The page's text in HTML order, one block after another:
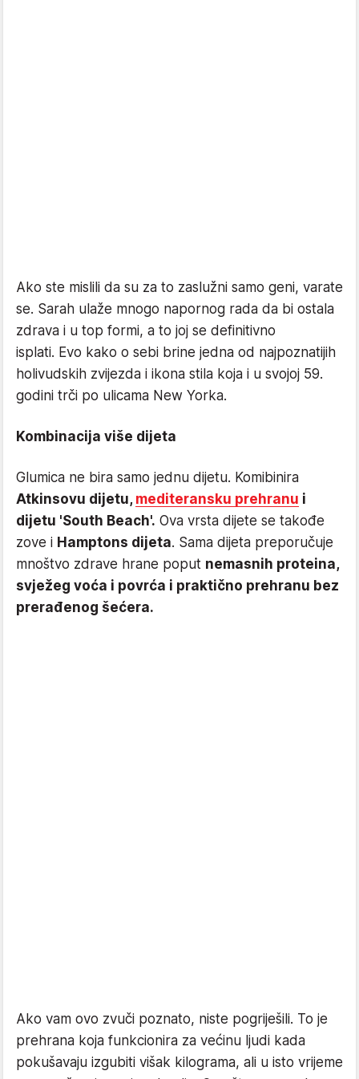
Ako ste mislili da su za to zaslužni samo geni, varate
se. Sarah ulaže mnogo napornog rada da bi ostala
zdrava i u top formi, a to joj se definitivno
isplati. Evo kako o sebi brine jedna od najpoznatijih
holivudskih zvijezda i ikona stila koja i u svojoj 59.
godini trči po ulicama New Yorka.
Kombinacija više dijeta
Glumica ne bira samo jednu dijetu. Komibinira
Atkinsovu dijetu, mediteransku prehranu i
dijetu 'South Beach'. Ova vrsta dijete se takođe
zove i Hamptons dijeta. Sama dijeta preporučuje
mnoštvo zdrave hrane poput nemasnih proteina,
svježeg voća i povrća i praktično prehranu bez
prerađenog šećera.
Ako vam ovo zvuči poznato, niste pogriješili. To je
prehrana koja funkcionira za većinu ljudi kada
pokušavaju izgubiti višak kilograma, ali u isto vrijeme